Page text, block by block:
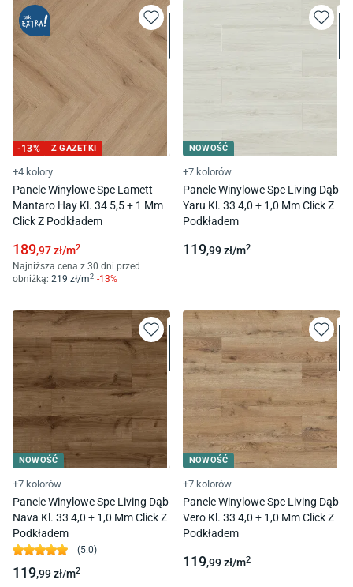
-13% Z GAZETKI
+4 kolory
Panele Winylowe Spc Lamett
Mantaro Hay Kl. 34 5,5 + 1 Mm
Click Z Podkładem
189,97zł/m2
Najniższa cena z 30 dni przed
obniżką: 219 zł/m2 -13%
NOWOŚĆ
+7 kolorów
Panele Winylowe Spc Living Dąb
Yaru Kl. 33 4,0 + 1,0 Mm Click Z
Podkładem
119,99zł/m2
NOWOŚĆ
+7 kolorów
Panele Winylowe Spc Living Dąb
Nava Kl. 33 4,0 + 1,0 Mm Click Z
Podkładem
(5.0)
119,99zł/m2
NOWOŚĆ
+7 kolorów
Panele Winylowe Spc Living Dąb
Vero Kl. 33 4,0 + 1,0 Mm Click Z
Podkładem
119,99zł/m2